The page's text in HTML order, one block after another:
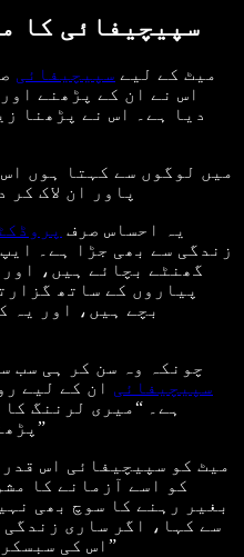
سپیچیفائی کا
میٹ کے لیے سپیچیفائی
اس نے ان کے پڑھنے
دیا ہے۔ اس نے پڑھنا
پاور ان لاک کر
یہ احساس صرف
زندگی سے بھی جڑا ہے۔
گھنٹے بچائے ہیں،
پیاروں کے ساتھ
چونکہ وہ سن کر ہی سب
سپیچیفائی ان کے لیے
ہے۔ “میری لرننگ
پڑھنے کا شوق بھی اور بڑھ گیا۔”
میٹ کو سپیچیفائی اس
کو اسے آزمانے کا
بغیر رہنے کا سوچ بھی
سے کہا، اگر ساری
اس کی سبسکرپشن دلا دینا، وہی کافی ہے۔”